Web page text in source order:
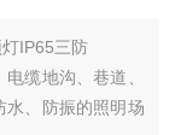
IP65三防
缆地沟、巷道、
水、防振的照明场